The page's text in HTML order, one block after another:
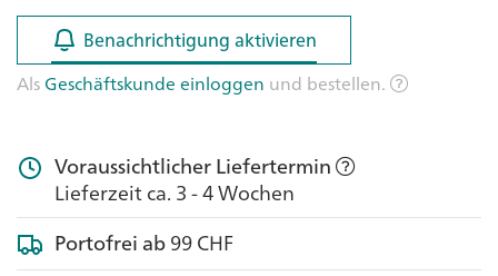
Benachrichtigung aktivieren
Benachrichtigung aktivieren
AlsGeschäftskunde einloggen und bestellen.
Voraussichtlicher Liefertermin
Lieferzeit ca. 3 - 4 Wochen
Portofrei ab99 CHF